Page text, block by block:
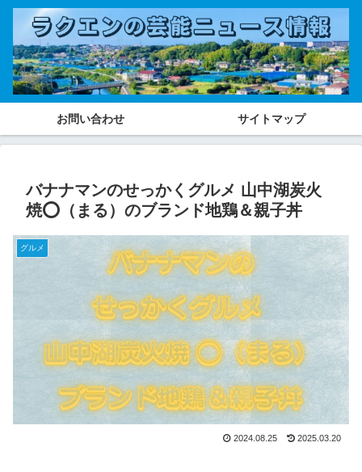
お問い合わせ サイトマップ
バナナマンのせっかくグルメ 山中湖炭火
焼⭕️（まる）のブランド地鶏＆親子丼
グルメ
2024.08.25 2025.03.20